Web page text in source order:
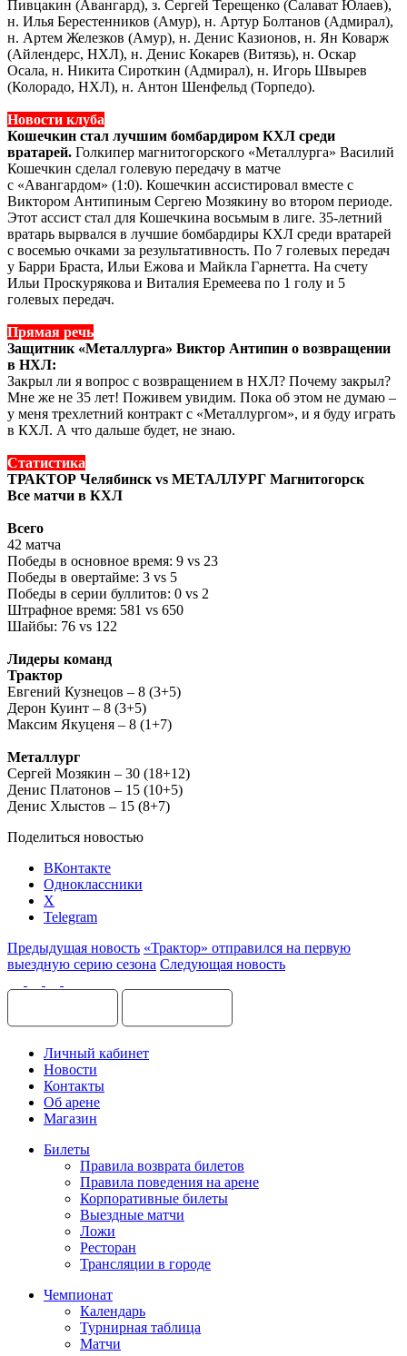
Пивцакин (Авангард), з. Сергей Терещенко (Салават Юлаев),
н. Илья Берестенников (Амур), н. Артур Болтанов (Адмирал),
н. Артем Железков (Амур), н. Денис Казионов, н. Ян Коварж
(Айлендерс, НХЛ), н. Денис Кокарев (Витязь), н. Оскар
Осала, н. Никита Сироткин (Адмирал), н. Игорь Швырев
(Колорадо, НХЛ), н. Антон Шенфельд (Торпедо).
Новости клуба
Кошечкин стал лучшим бомбардиром КХЛ среди
вратарей. Голкипер магнитогорского «Металлурга» Василий
Кошечкин сделал голевую передачу в матче
с «Авангардом» (1:0). Кошечкин ассистировал вместе с
Виктором Антипиным Сергею Мозякину во втором периоде.
Этот ассист стал для Кошечкина восьмым в лиге. 35-летний
вратарь вырвался в лучшие бомбардиры КХЛ среди вратарей
с восемью очками за результативность. По 7 голевых передач
у Барри Браста, Ильи Ежова и Майкла Гарнетта. На счету
Ильи Проскурякова и Виталия Еремеева по 1 голу и 5
голевых передач.
Прямая речь
Защитник «Металлурга» Виктор Антипин о возвращении
в НХЛ:
Закрыл ли я вопрос с возвращением в НХЛ? Почему закрыл?
Мне же не 35 лет! Поживем увидим. Пока об этом не думаю –
у меня трехлетний контракт с «Металлургом», и я буду играть
в КХЛ. А что дальше будет, не знаю.
Статистика
ТРАКТОР Челябинск vs МЕТАЛЛУРГ Магнитогорск
Все матчи в КХЛ
Всего
42 матча
Победы в основное время: 9 vs 23
Победы в овертайме: 3 vs 5
Победы в серии буллитов: 0 vs 2
Штрафное время: 581 vs 650
Шайбы: 76 vs 122
Лидеры команд
Трактор
Евгений Кузнецов – 8 (3+5)
Дерон Куинт – 8 (3+5)
Максим Якуценя – 8 (1+7)
Металлург
Сергей Мозякин – 30 (18+12)
Денис Платонов – 15 (10+5)
Денис Хлыстов – 15 (8+7)
Поделиться новостью
ВКонтакте
Одноклассники
X
Telegram
Предыдущая новость «Трактор» отправился на первую
выездную серию сезона Следующая новость
Личный кабинет
Новости
Контакты
Об арене
Магазин
Билеты
Правила возврата билетов
Правила поведения на арене
Корпоративные билеты
Выездные матчи
Ложи
Ресторан
Трансляции в городе
Чемпионат
Календарь
Турнирная таблица
Матчи